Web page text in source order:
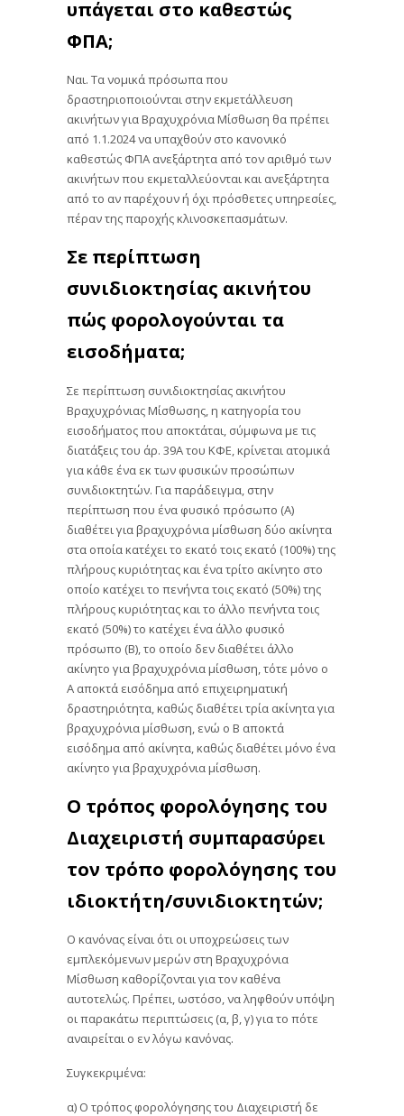
υπάγεται στο καθεστώς
ΦΠΑ;
Ναι. Τα νομικά πρόσωπα που
δραστηριοποιούνται στην εκμετάλλευση
ακινήτων για Βραχυχρόνια Μίσθωση θα πρέπει
από 1.1.2024 να υπαχθούν στο κανονικό
καθεστώς ΦΠΑ ανεξάρτητα από τον αριθμό των
ακινήτων που εκμεταλλεύονται και ανεξάρτητα
από το αν παρέχουν ή όχι πρόσθετες υπηρεσίες,
πέραν της παροχής κλινοσκεπασμάτων.
Σε περίπτωση
συνιδιοκτησίας ακινήτου
πώς φορολογούνται τα
εισοδήματα;
Σε περίπτωση συνιδιοκτησίας ακινήτου
Βραχυχρόνιας Μίσθωσης, η κατηγορία του
εισοδήματος που αποκτάται, σύμφωνα με τις
διατάξεις του άρ. 39Α του ΚΦΕ, κρίνεται ατομικά
για κάθε ένα εκ των φυσικών προσώπων
συνιδιοκτητών. Για παράδειγμα, στην
περίπτωση που ένα φυσικό πρόσωπο (Α)
διαθέτει για βραχυχρόνια μίσθωση δύο ακίνητα
στα οποία κατέχει το εκατό τοις εκατό (100%) της
πλήρους κυριότητας και ένα τρίτο ακίνητο στο
οποίο κατέχει το πενήντα τοις εκατό (50%) της
πλήρους κυριότητας και το άλλο πενήντα τοις
εκατό (50%) το κατέχει ένα άλλο φυσικό
πρόσωπο (Β), το οποίο δεν διαθέτει άλλο
ακίνητο για βραχυχρόνια μίσθωση, τότε μόνο ο
Α αποκτά εισόδημα από επιχειρηματική
δραστηριότητα, καθώς διαθέτει τρία ακίνητα για
βραχυχρόνια μίσθωση, ενώ ο Β αποκτά
εισόδημα από ακίνητα, καθώς διαθέτει μόνο ένα
ακίνητο για βραχυχρόνια μίσθωση.
Ο τρόπος φορολόγησης του
Διαχειριστή συμπαρασύρει
τον τρόπο φορολόγησης του
ιδιοκτήτη/συνιδιοκτητών;
Ο κανόνας είναι ότι οι υποχρεώσεις των
εμπλεκόμενων μερών στη Βραχυχρόνια
Μίσθωση καθορίζονται για τον καθένα
αυτοτελώς. Πρέπει, ωστόσο, να ληφθούν υπόψη
οι παρακάτω περιπτώσεις (α, β, γ) για το πότε
αναιρείται ο εν λόγω κανόνας.
Συγκεκριμένα:
α) Ο τρόπος φορολόγησης του Διαχειριστή δε